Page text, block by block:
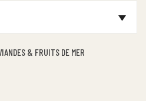
& FRUITS DE MER